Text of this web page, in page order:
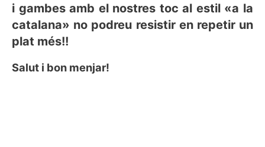
i gambes amb el nostres toc al estil «a la
catalana» no podreu resistir en repetir un
plat més!!
Salut i bon menjar!